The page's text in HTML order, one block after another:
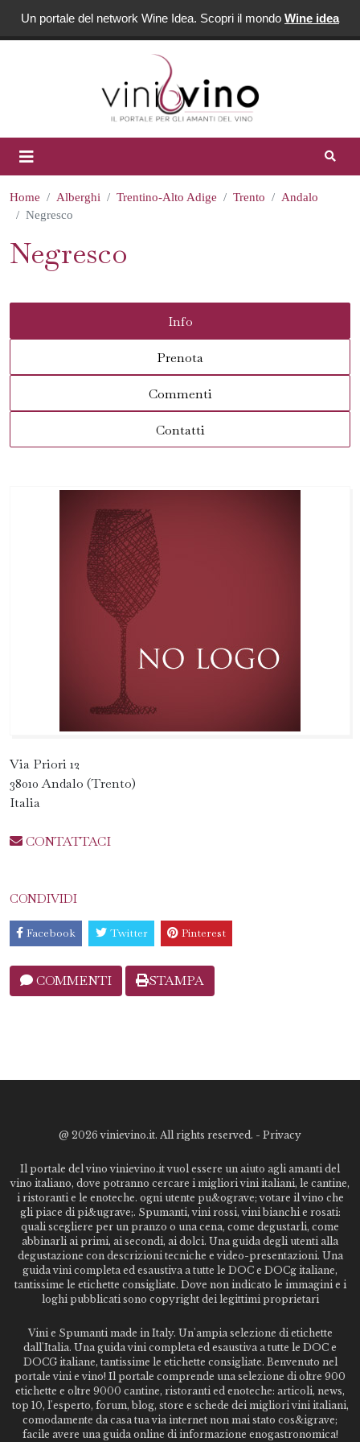
Un portale del network Wine Idea. Scopri il mondo Wine idea
Home Alberghi Trentino-Alto Adige Trento
Andalo
Negresco
Negresco
Info
Prenota
Commenti
Contatti
Via Priori 12
38010 Andalo (Trento)
Italia
CONTATTACI
CONDIVIDI
Facebook Twitter Pinterest
COMMENTI STAMPA
@ 2026 vinievino.it. All rights reserved. - Privacy
Il portale del vino vinievino.it vuol essere un aiuto agli amanti del
vino italiano, dove potranno cercare i migliori vini italiani, le cantine,
i ristoranti e le enoteche. ogni utente pu&ograve; votare il vino che
gli piace di pi&ugrave;. Spumanti, vini rossi, vini bianchi e rosati:
quali scegliere per un pranzo o una cena, come degustarli, come
abbinarli ai primi, ai secondi, ai dolci. Una guida degli utenti alla
degustazione con descrizioni tecniche e video-presentazioni. Una
guida vini completa ed esaustiva a tutte le DOC e DOCg italiane,
tantissime le etichette consigliate. Dove non indicato le immagini e i
loghi pubblicati sono copyright dei legittimi proprietari
Vini e Spumanti made in Italy. Un'ampia selezione di etichette
dall'Italia. Una guida vini completa ed esaustiva a tutte le DOC e
DOCG italiane, tantissime le etichette consigliate. Benvenuto nel
portale vini e vino! Il portale comprende una selezione di oltre 900
etichette e oltre 9000 cantine, ristoranti ed enoteche: articoli, news,
top 10, l'esperto, forum, blog, store e schede dei migliori vini italiani,
comodamente da casa tua via internet non mai stato cos&igrave;
facile avere una guida online di informazione enogastronomica!